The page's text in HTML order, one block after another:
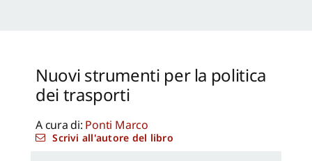
Nuovi strumenti per la politica
dei trasporti
A cura di: Ponti Marco
Scrivi all'autore del libro